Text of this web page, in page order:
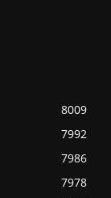
8009
7992
7986
7978